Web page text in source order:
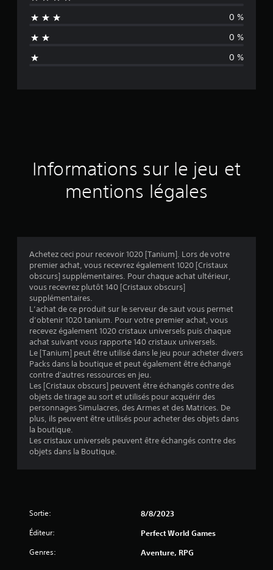
n
a
i
0 %
0 %
0 %
Informations sur le jeu et
mentions légales
Achetez ceci pour recevoir 1020 [Tanium]. Lors de votre
premier achat, vous recevrez également 1020 [Cristaux
obscurs] supplémentaires. Pour chaque achat ultérieur,
vous recevrez plutôt 140 [Cristaux obscurs]
supplémentaires.
L’achat de ce produit sur le serveur de saut vous permet
d’obtenir 1020 tanium. Pour votre premier achat, vous
recevez également 1020 cristaux universels puis chaque
achat suivant vous rapporte 140 cristaux universels.
Le [Tanium] peut être utilisé dans le jeu pour acheter divers
Packs dans la boutique et peut également être échangé
contre d'autres ressources en jeu.
Les [Cristaux obscurs] peuvent être échangés contre des
objets de tirage au sort et utilisés pour acquérir des
personnages Simulacres, des Armes et des Matrices. De
plus, ils peuvent être utilisés pour acheter des objets dans
la boutique.
Les cristaux universels peuvent être échangés contre des
objets dans la Boutique.
Sortie: 8/8/2023
Éditeur: Perfect World Games
Genres: Aventure, RPG